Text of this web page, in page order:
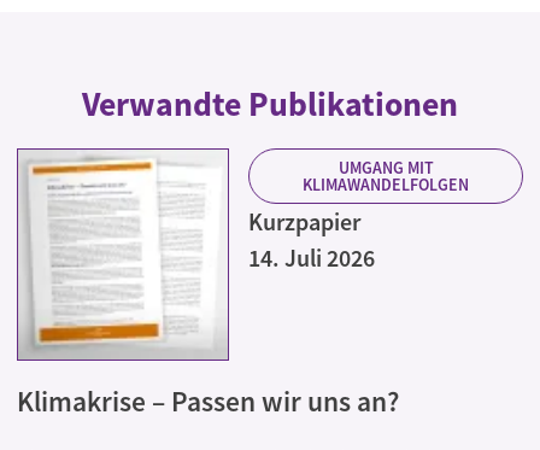
Verwandte Publikationen
UMGANG MIT
KLIMAWANDELFOLGEN
Kurzpapier
14. Juli 2026
Klimakrise – Passen wir uns an?